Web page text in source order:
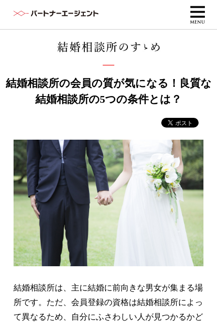
結婚相談所の会員の質が気になる！良質な
結婚相談所の5つの条件とは？
結婚相談所は、主に結婚に前向きな男女が集まる場
所です。ただ、会員登録の資格は結婚相談所によっ
て異なるため、自分にふさわしい人が見つかるかど